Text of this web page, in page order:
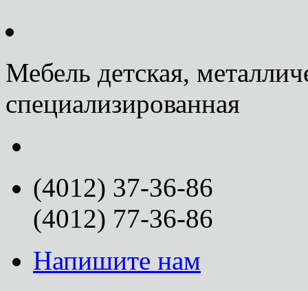
Мебель детская,
специализированная
(4012) 37-36-86
(4012) 77-36-86
Напишите нам